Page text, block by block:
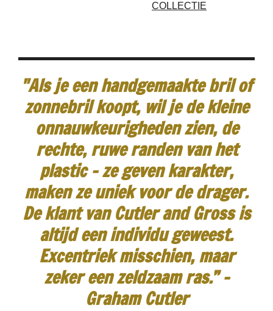
COLLECTIE
"Als je een handgemaakte bril of
zonnebril koopt, wil je de kleine
onnauwkeurigheden zien, de
rechte, ruwe randen van het
plastic - ze geven karakter,
maken ze uniek voor de drager.
De klant van Cutler and Gross is
altijd een individu geweest.
Excentriek misschien, maar
zeker een zeldzaam ras.” -
Graham Cutler